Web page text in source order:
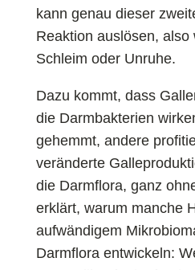
kann genau dieser
Reaktion auslösen, also
Schleim oder Unruhe.
Dazu kommt, dass
die Darmbakterien
gehemmt, andere
veränderte
die Darmflora, ganz
erklärt, warum manche
aufwändigem
Darmflora entwickeln: